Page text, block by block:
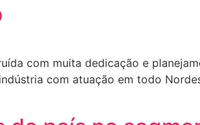
com muita dedicação e
com atuação em todo